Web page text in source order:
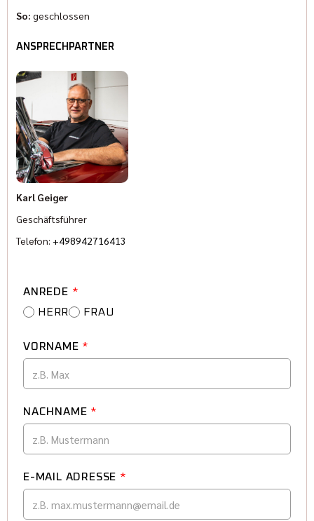
So: geschlossen
ANSPRECHPARTNER
Karl Geiger
Geschäftsführer
Telefon: +498942716413
ANREDE *
HERR
FRAU
VORNAME *
NACHNAME *
E-MAIL ADRESSE *